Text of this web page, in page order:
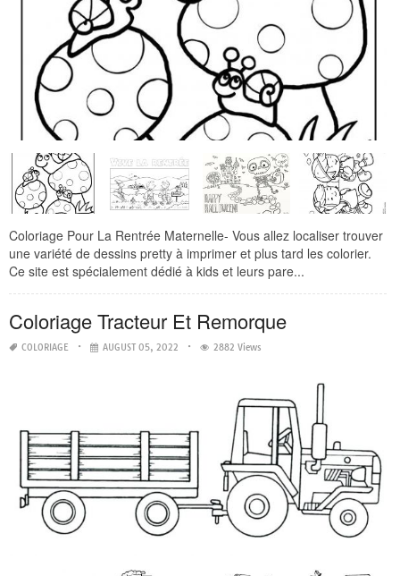
Coloriage Pour La Rentrée Maternelle- Vous allez localiser trouver
une variété de dessins pretty à imprimer et plus tard les colorier.
Ce site est spécialement dédié à kids et leurs pare...
Coloriage Tracteur Et Remorque
COLORIAGE AUGUST 05, 2022 2882 Views